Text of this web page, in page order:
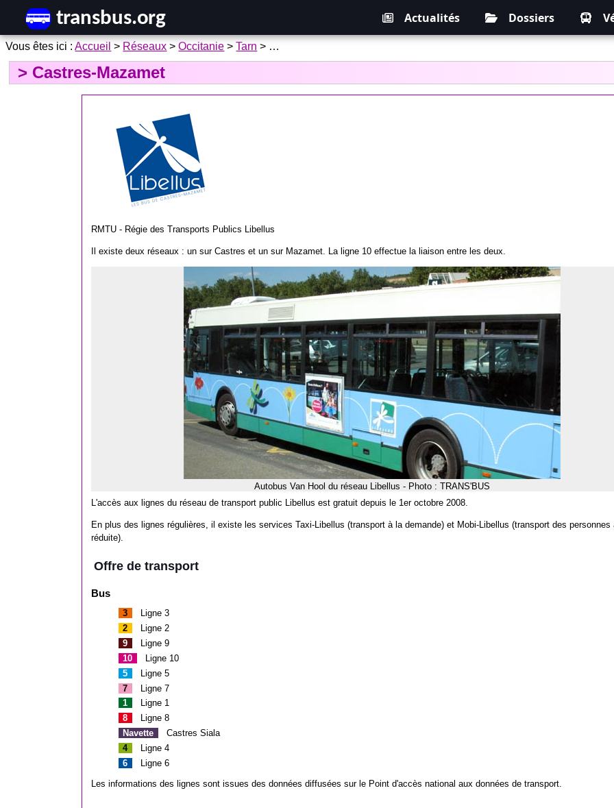
Actualités Dossiers
Accueil > Réseaux >Occitanie >Tarn > …
Castres-Mazamet
RMTU - Régie des Transports Publics Libellus
Il existe deux réseaux : un sur Castres et un sur Mazamet. La ligne 10 effectue la liaison entre les deux.
Autobus Van Hool du réseau Libellus - Photo : TRANS'BUS
L'accès aux lignes du réseau de transport public Libellus est gratuit depuis le 1er octobre 2008.
En plus des lignes régulières, il existe les services Taxi-Libellus (transport à la demande) et Mobi-Libellus (transport des personnes
réduite).
Offre de transport
Bus
3
Ligne 3
2
Ligne 2
9
Ligne 9
10
Ligne 10
5
Ligne 5
7
Ligne 7
1
Ligne 1
8
Ligne 8
Navette
Castres Siala
4
Ligne 4
6
Ligne 6
Les informations des lignes sont issues des données diffusées sur le Point d'accès national aux données de transport.